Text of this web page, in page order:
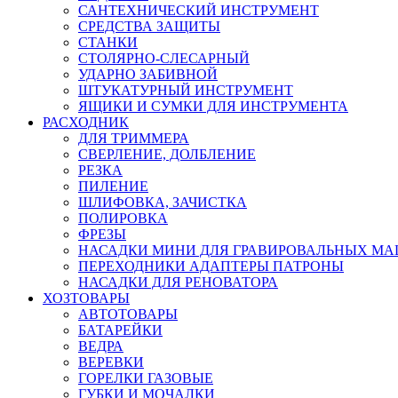
САНТЕХНИЧЕСКИЙ ИНСТРУМЕНТ
СРЕДСТВА ЗАЩИТЫ
СТАНКИ
СТОЛЯРНО-СЛЕСАРНЫЙ
УДАРНО ЗАБИВНОЙ
ШТУКАТУРНЫЙ ИНСТРУМЕНТ
ЯЩИКИ И СУМКИ ДЛЯ ИНСТРУМЕНТА
РАСХОДНИК
ДЛЯ ТРИММЕРА
СВЕРЛЕНИЕ, ДОЛБЛЕНИЕ
РЕЗКА
ПИЛЕНИЕ
ШЛИФОВКА, ЗАЧИСТКА
ПОЛИРОВКА
ФРЕЗЫ
НАСАДКИ МИНИ ДЛЯ ГРАВИРОВАЛЬНЫХ
ПЕРЕХОДНИКИ АДАПТЕРЫ ПАТРОНЫ
НАСАДКИ ДЛЯ РЕНОВАТОРА
ХОЗТОВАРЫ
АВТОТОВАРЫ
БАТАРЕЙКИ
ВЕДРА
ВЕРЕВКИ
ГОРЕЛКИ ГАЗОВЫЕ
ГУБКИ И МОЧАЛКИ